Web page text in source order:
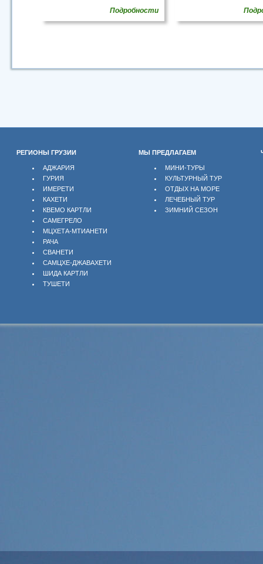
Подробности
РЕГИОНЫ ГРУЗИИ МЫ ПРЕДЛАГАЕМ
АДЖАРИЯ
ГУРИЯ
ИМЕРЕТИ
КАХЕТИ
КВЕМО КАРТЛИ
САМЕГРЕЛО
МЦХЕТА-МТИАНЕТИ
РАЧА
СВАНЕТИ
САМЦХЕ-ДЖАВАХЕТИ
ШИДА КАРТЛИ
ТУШЕТИ
МИНИ-ТУРЫ
КУЛЬТУРНЫЙ ТУР
ОТДЫХ НА МОРЕ
ЛЕЧЕБНЫЙ ТУР
ЗИМНИЙ СЕЗОН